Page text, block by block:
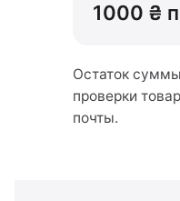
1000 ₴
Остаток
проверки
почты.